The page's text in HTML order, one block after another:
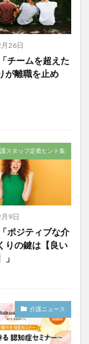
26日
チームを超えた
が離職を止め
スタッフ定着ヒント集
9日
ポジティブな介
りの鍵は【良い
介護ニュース
性
子
愛知県
手洗い
ップ等支援加算
護現場
厚生労働省
和泉市
力
町